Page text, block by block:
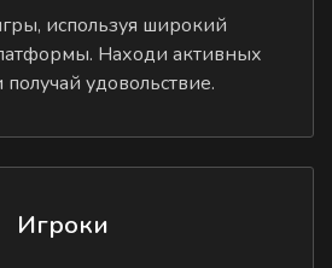
используя широкий
Находи активных
удовольствие.
Игроки